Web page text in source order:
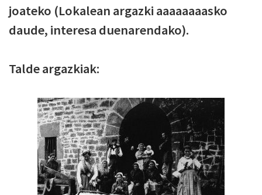
joateko (Lokalean argazki aaaaaaaasko
daude, interesa duenarendako).
Talde argazkiak: